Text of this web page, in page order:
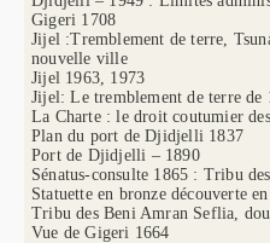
Gigeri 1708
Jijel :Tremblement de terre,
nouvelle ville
Jijel 1963, 1973
Jijel: Le tremblement de terre de
La Charte : le droit coutumier
Plan du port de Djidjelli 1837
Port de Djidjelli – 1890
Sénatus-consulte 1865 : Tribu
Statuette en bronze découverte
Tribu des Beni Amran Seflia,
Vue de Gigeri 1664